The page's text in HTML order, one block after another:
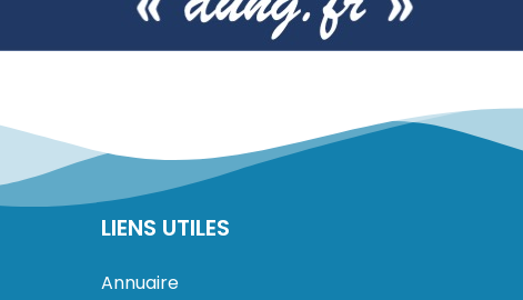
LIENS UTILES
Annuaire